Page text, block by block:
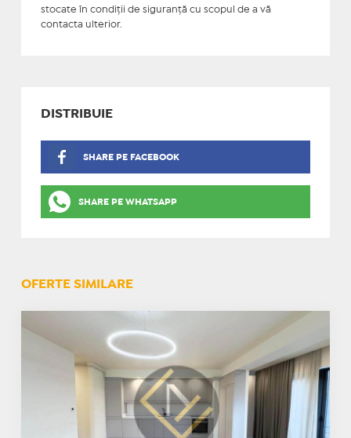
stocate în condiţii de siguranţă cu scopul de a vă
contacta ulterior.
DISTRIBUIE
SHARE PE FACEBOOK
SHARE PE WHATSAPP
OFERTE SIMILARE